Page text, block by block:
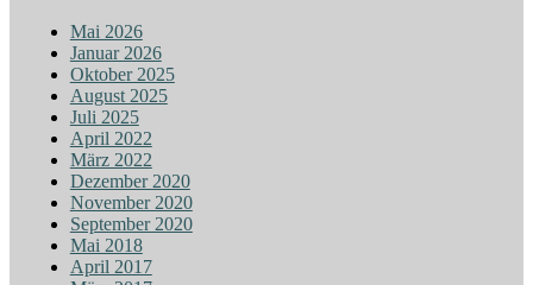
Mai 2026
Januar 2026
Oktober 2025
August 2025
Juli 2025
April 2022
März 2022
Dezember 2020
November 2020
September 2020
Mai 2018
April 2017